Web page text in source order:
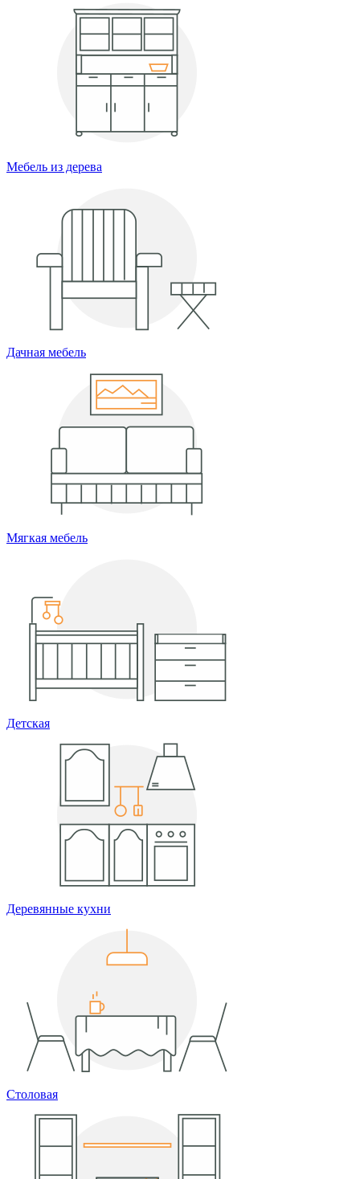
Мебель из дерева
Дачная мебель
Мягкая мебель
Детская
Деревянные кухни
Столовая